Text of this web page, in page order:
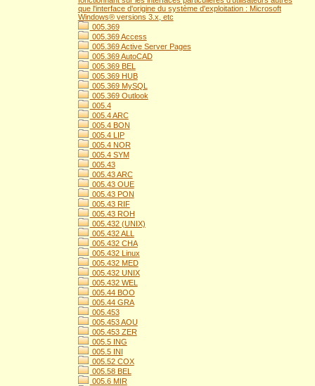
que l'interface d'origine du système d'exploitation : Microsoft
Windows® versions 3.x, etc
005.369
005.369 Access
005.369 Active Server Pages
005.369 AutoCAD
005.369 BEL
005.369 HUB
005.369 MySQL
005.369 Outlook
005.4
005.4 ARC
005.4 BON
005.4 LIP
005.4 NOR
005.4 SYM
005.43
005.43 ARC
005.43 OUE
005.43 PON
005.43 RIF
005.43 ROH
005.432 (UNIX)
005.432 ALL
005.432 CHA
005.432 Linux
005.432 MED
005.432 UNIX
005.432 WEL
005.44 BOO
005.44 GRA
005.453
005.453 AOU
005.453 ZER
005.5 ING
005.5 INI
005.52 COX
005.58 BEL
005.6 MIR